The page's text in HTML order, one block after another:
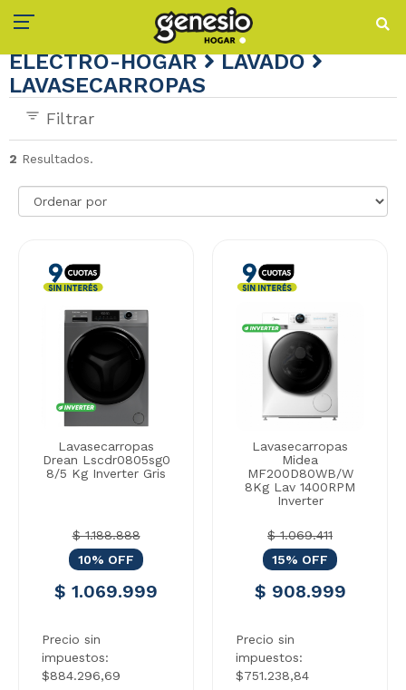
ELECTRO-HOGAR LAVADO
LAVASECARROPAS
Filtrar
2 Resultados.
Lavasecarropas
Drean Lscdr0805sg0
8/5 Kg Inverter Gris
$ 1.188.888
10% OFF
$ 1.069.999
Precio sin
impuestos:
$884.296,69
Lavasecarropas
Midea
MF200D80WB/W
8Kg Lav 1400RPM
Inverter
$ 1.069.411
15% OFF
$ 908.999
Precio sin
impuestos:
$751.238,84